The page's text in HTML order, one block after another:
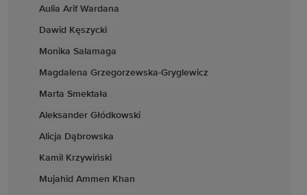
Aulia Arif Wardana
Dawid Kęszycki
Monika Salamaga
Magdalena Grzegorzewska-Gryglewicz
Marta Smektała
Aleksander Głódkowski
Alicja Dąbrowska
Kamil Krzywiński
Mujahid Ammen Khan